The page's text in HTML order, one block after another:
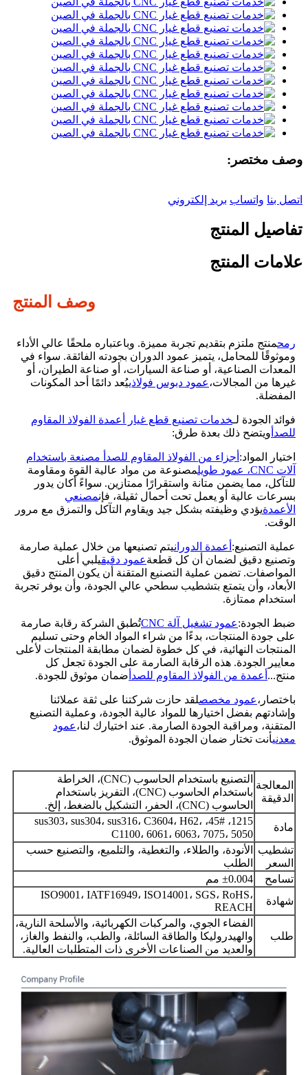
وصف مختصر:
اتصل بنا واتساب بريد إلكتروني
تفاصيل المنتج
علامات المنتج
وصف المنتج
رمحمنتج ملتزم بتقديم تجربة مميزة. وباعتباره ملحقًا عالي الأداء
وموثوقًا للمحامل، يتميز عمود الدوران بجودته الفائقة. سواء في
المعدات الصناعية، أو صناعة السيارات، أو صناعة الطيران، أو
غيرها من المجالات،عمود دبوس فولاذييُعد دائمًا أحد المكونات
المفضلة.
فوائد الجودة لـخدمات تصنيع قطع غيار أعمدة الفولاذ المقاوم
للصدأ ويتضح ذلك بعدة طرق:
اختيار المواد: أجزاء من الفولاذ المقاوم للصدأ مصنعة باستخدام
آلات CNC، عمود طويل
مصنوعة من مواد عالية القوة ومقاومة
للتآكل، مما يضمن متانة واستقرارًا ممتازين. سواءً أكان يدور
بسرعات عالية أو يعمل تحت أحمال ثقيلة، فإنمصنعي
الأعمدةيؤدي وظيفته بشكل جيد ويقاوم التآكل والتمزق مع مرور
الوقت.
عملية التصنيع: أعمدة الدورانيتم تصنيعها من خلال عملية صارمة
وتصنيع دقيق لضمان أن كل قطعةعمود دقيقيلبي أعلى
المواصفات. تضمن عملية التصنيع المتقنة أن يكون المنتج دقيق
الأبعاد، وأن يتمتع بتشطيب سطحي عالي الجودة، وأن يوفر تجربة
استخدام ممتازة.
ضبط الجودة:عمود تشغيل آلة CNC
تُطبق الشركة رقابة صارمة
على جودة المنتجات، بدءًا من شراء المواد الخام وحتى تسليم
المنتجات النهائية، في كل خطوة لضمان مطابقة المنتجات لأعلى
معايير الجودة. هذه الرقابة الصارمة على الجودة تجعل كل
منتج... أعمدة من الفولاذ المقاوم للصدأ ضمان موثوق للجودة.
باختصار،عمود مخصصلقد حازت شركتنا على ثقة عملائنا
وإشادتهم بفضل اختيارها للمواد عالية الجودة، وعملية التصنيع
المتقنة، ومراقبة الجودة الصارمة. عند اختيارك لنا،عمود
معدنيأنت تختار ضمان الجودة الموثوق.
المعالجة
الدقيقة
التصنيع باستخدام الحاسوب (CNC)، الخراطة
باستخدام الحاسوب (CNC)، التفريز باستخدام
الحاسوب (CNC)، الحفر، التشكيل بالضغط، إلخ.
مادة
1215، 45#، sus303، sus304، sus316، C3604، H62،
C1100، 6061، 6063، 7075، 5050
تشطيب
السعر
الأنودة، والطلاء، والتغطية، والتلميع، والتصنيع حسب
الطلب
تسامح
±0.004 مم
شهادة
ISO9001، IATF16949، ISO14001، SGS، RoHS،
REACH
طلب
الفضاء الجوي، والمركبات الكهربائية، والأسلحة النارية،
والهيدروليكا والطاقة السائلة، والطب، والنفط والغاز،
والعديد من الصناعات الأخرى ذات المتطلبات العالية.